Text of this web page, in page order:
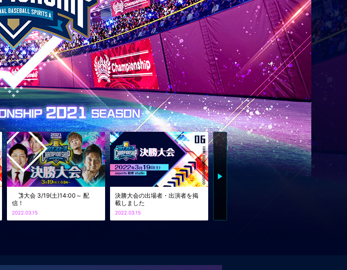
決勝大会 3/19(土)14:00～ 配
信！
2022.03.15
決勝大会の出場者・出演者を掲
載しました
2022.03.15